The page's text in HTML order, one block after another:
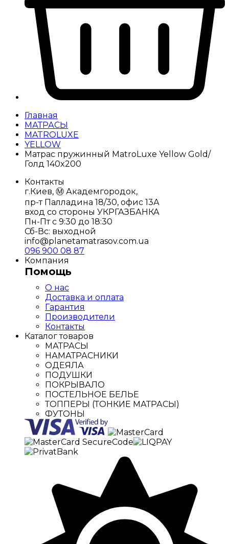
Главная
МАТРАСЫ
MATROLUXE
YELLOW
Матрас пружинный MatroLuxe Yellow Gold/
Голд 140x200
Контакты
г.Киев, Ⓜ️ Академгородок,
пр-т Палладина 18/30, офис 13А
вход со стороны УКРГАЗБАНКА
Пн-Пт с 9:30 до 18:30
Сб-Вс: выходной
info@planetamatrasov.com.ua
096 900 08 87
Компания
Помощь
О нас
Доставка и оплата
Гарантия
Производители
Контакты
Каталог товаров
МАТРАСЫ
НАМАТРАСНИКИ
ОДЕЯЛА
ПОДУШКИ
ПОКРЫВАЛО
ПОСТЕЛЬНОЕ БЕЛЬЕ
ТОППЕРЫ (ТОНКИЕ МАТРАСЫ)
ФУТОНЫ